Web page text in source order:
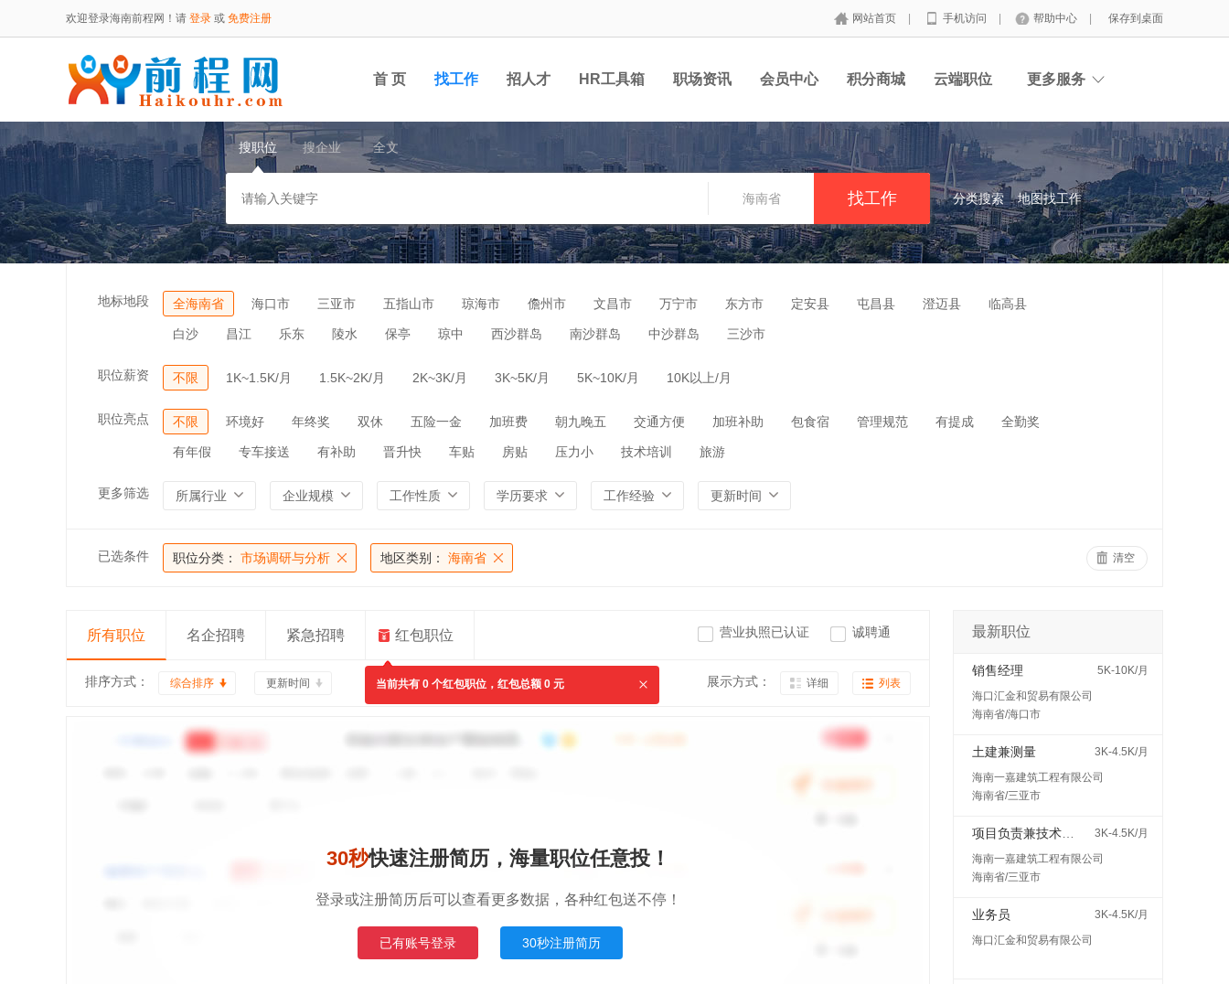
欢迎登录海南前程网！请 登录 或 免费注册 网站首页 手机访问 帮助中心 保存到桌面
首 页 找工作 招人才 HR工具箱 职场资讯 会员中心 积分商城 云端职位 更多服务
搜职位 搜企业 全文
海南省 分类搜索 地图找工作
地标地段 全海南省 海口市 三亚市 五指山市 琼海市 儋州市 文昌市 万宁市 东方市 定安县 屯昌县 澄迈县 临高县
白沙 昌江 乐东 陵水 保亭 琼中 西沙群岛 南沙群岛 中沙群岛 三沙市
职位薪资 不限 1K~1.5K/月 1.5K~2K/月 2K~3K/月 3K~5K/月 5K~10K/月 10K以上/月
职位亮点 不限 环境好 年终奖 双休 五险一金 加班费 朝九晚五 交通方便 加班补助 包食宿 管理规范 有提成 全勤奖
有年假 专车接送 有补助 晋升快 车贴 房贴 压力小 技术培训 旅游
更多筛选 所属行业 企业规模 工作性质 学历要求 工作经验 更新时间
已选条件 职位分类： 市场调研与分析 地区类别： 海南省 清空
所有职位 名企招聘 紧急招聘 红包职位
当前共有 0 个红包职位，红包总额 0 元
营业执照已认证 诚聘通
排序方式： 综合排序 更新时间 展示方式： 详细 列表
30秒快速注册简历，海量职位任意投！
登录或注册简历后可以查看更多数据，各种红包送不停！
已有账号登录 30秒注册简历
最新职位
销售经理
5K-10K/月
海口汇金和贸易有限公司
海南省/海口市
土建兼测量
3K-4.5K/月
海南一嘉建筑工程有限公司
海南省/三亚市
3K-4.5K/月
海南一嘉建筑工程有限公司
海南省/三亚市
业务员
3K-4.5K/月
海口汇金和贸易有限公司